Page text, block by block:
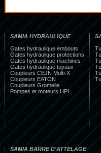
SAMIA HYDRAULIQUE
Gates hydraulique embouts
Gates hydraulique protections
Gates hydraulique machines
Gates hydraulique tuyaux
Coupleurs CEJN Multi-X
Coupleurs EATON
Coupleurs Gromelle
Pompes et moteurs HPI
SAMIA BARRE D'ATTELAGE